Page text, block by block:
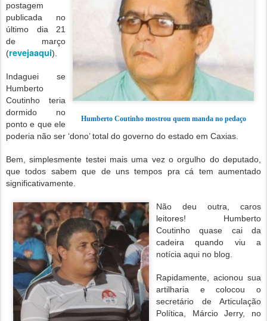
Humberto Coutinho mostrou quem manda no pedaço
postagem
publicada no
último dia 21
de março
(revejaaqui).
Indaguei se
Humberto
Coutinho teria
dormido no
ponto e que ele
poderia não ser ‘dono’ total do governo do estado em Caxias.
Bem, simplesmente testei mais uma vez o orgulho do deputado,
que todos sabem que de uns tempos pra cá tem aumentado
significativamente.
Não deu outra, caros
leitores! Humberto
Coutinho quase cai da
cadeira quando viu a
notícia aqui no blog.
Rapidamente, acionou sua
artilharia e colocou o
secretário de Articulação
Política, Márcio Jerry, no